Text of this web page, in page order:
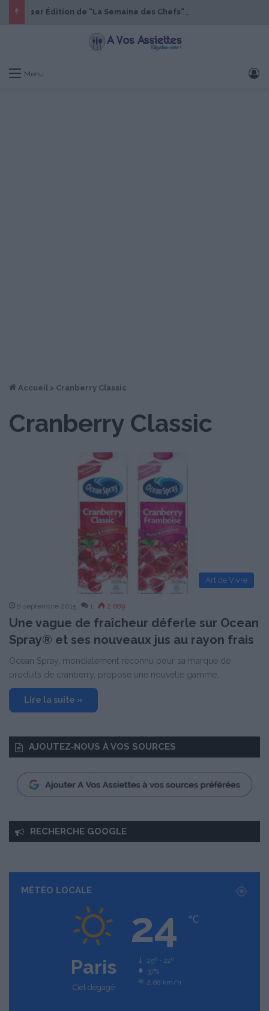
Menu
Accueil > Cranberry Classic
Cranberry Classic
Art de Vivre
8 septembre 2015 1 2 689
Une vague de fraîcheur déferle sur Ocean
Spray® et ses nouveaux jus au rayon frais
Ocean Spray, mondialement reconnu pour sa marque de
produits de cranberry, propose une nouvelle gamme…
Lire la suite »
AJOUTEZ‑NOUS À VOS SOURCES
RECHERCHE GOOGLE
MÉTÉO LOCALE
Paris
Ciel dégagé
24 ℃
25º - 22º
37%
2.68 km/h